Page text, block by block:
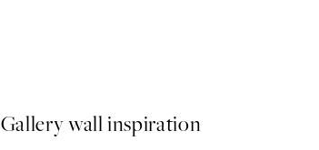
Gallery wall inspiration